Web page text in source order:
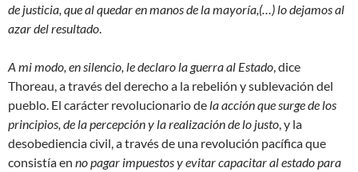
de justicia, que al quedar en manos de la mayoría,(…) lo dejamos al
azar del resultado.
A mi modo, en silencio, le declaro la guerra al Estado, dice
Thoreau, a través del derecho a la rebelión y sublevación del
pueblo. El carácter revolucionario de la acción que surge de los
principios, de la percepción y la realización de lo justo, y la
desobediencia civil, a través de una revolución pacífica que
consistía en no pagar impuestos y evitar capacitar al estado para